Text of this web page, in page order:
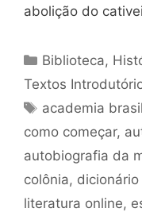
abolição do
Categorias
Biblioteca,
Textos
Tags
academia
como começar,
autobiografia da
colônia,
literatura online,